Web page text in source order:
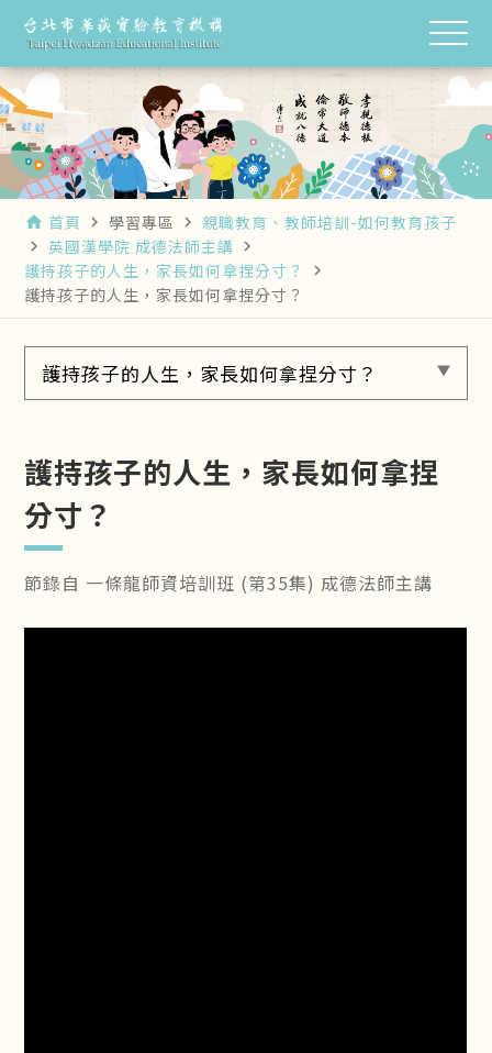
home 首頁 navigate_next 學習專區 navigate_next 親職教育、教師培訓-如何教育孩子
navigate_next 英國漢學院 成德法師主講 navigate_next
護持孩子的人生，家長如何拿捏分寸？ navigate_next
護持孩子的人生，家長如何拿捏分寸？
護持孩子的人生，家長如何拿捏分寸？
護持孩子的人生，家長如何拿捏
分寸？
節錄自 一條龍師資培訓班 (第35集) 成德法師主講